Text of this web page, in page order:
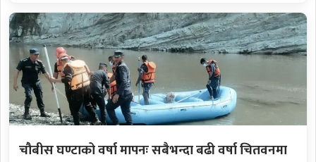
चौबीस घण्टाको वर्षा मापनः सबैभन्दा बढी वर्षा चितवनमा